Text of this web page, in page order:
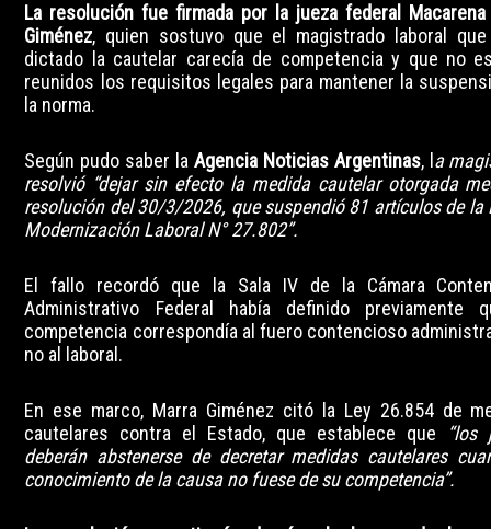
La resolución fue firmada por la jueza federal Macarena
Giménez, quien sostuvo que el magistrado laboral que
dictado la cautelar carecía de competencia y que no
reunidos los requisitos legales para mantener la
la norma.
Según pudo saber la Agencia Noticias Argentinas, l a
resolvió “dejar sin efecto la medida cautelar otorgada
resolución del 30/3/2026, que suspendió 81 artículos de la
Modernización Laboral N° 27.802”.
El fallo recordó que la Sala IV de la Cámara
Administrativo Federal había definido previamente
competencia correspondía al fuero contencioso
no al laboral.
En ese marco, Marra Giménez citó la Ley 26.854 de
cautelares contra el Estado, que establece que
“los
deberán abstenerse de decretar medidas cautelares
conocimiento de la causa no fuese de su competencia”.